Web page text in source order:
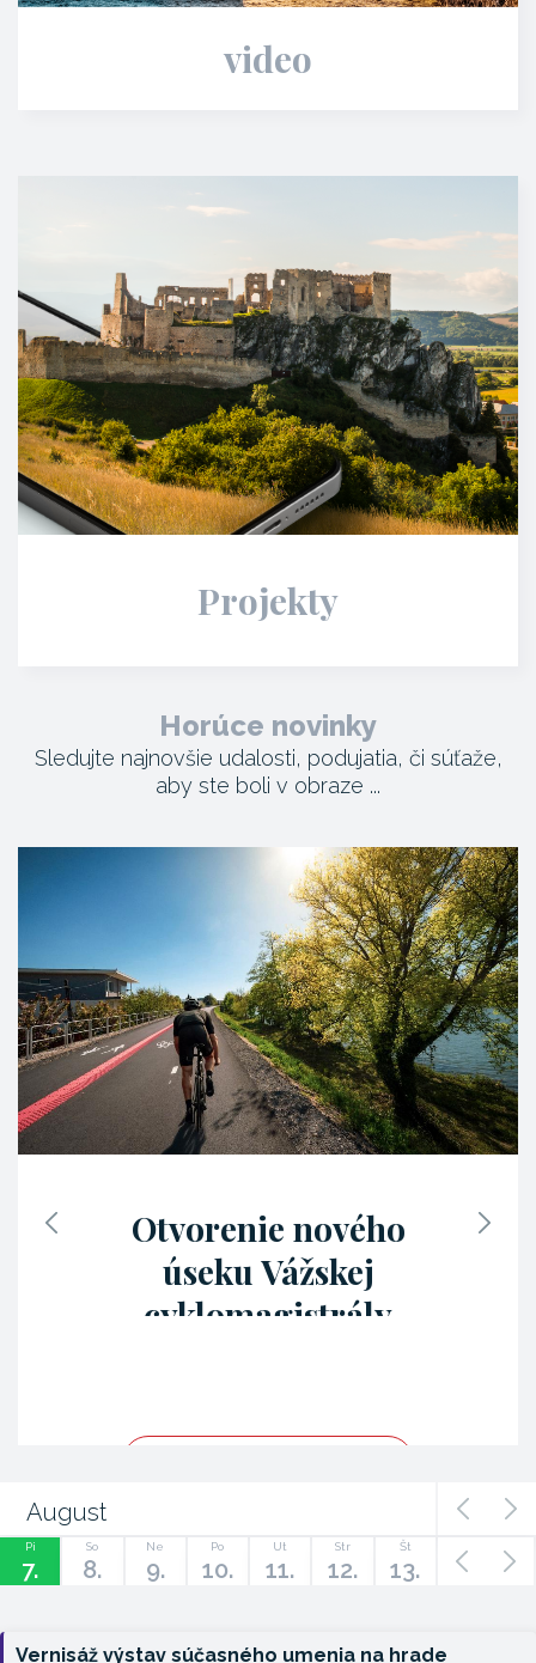
video
Projekty
Horúce novinky
Sledujte najnovšie udalosti, podujatia, či súťaže,
aby ste boli v obraze ...
Otvorenie nového
úseku Vážskej
cyklomagistrály
prepojenie regiónu
August
Pi
7.
So
8.
Ne
9.
Po
10.
Ut
11.
Str
12.
Št
13.
Vernisáž výstav súčasného umenia na hrade